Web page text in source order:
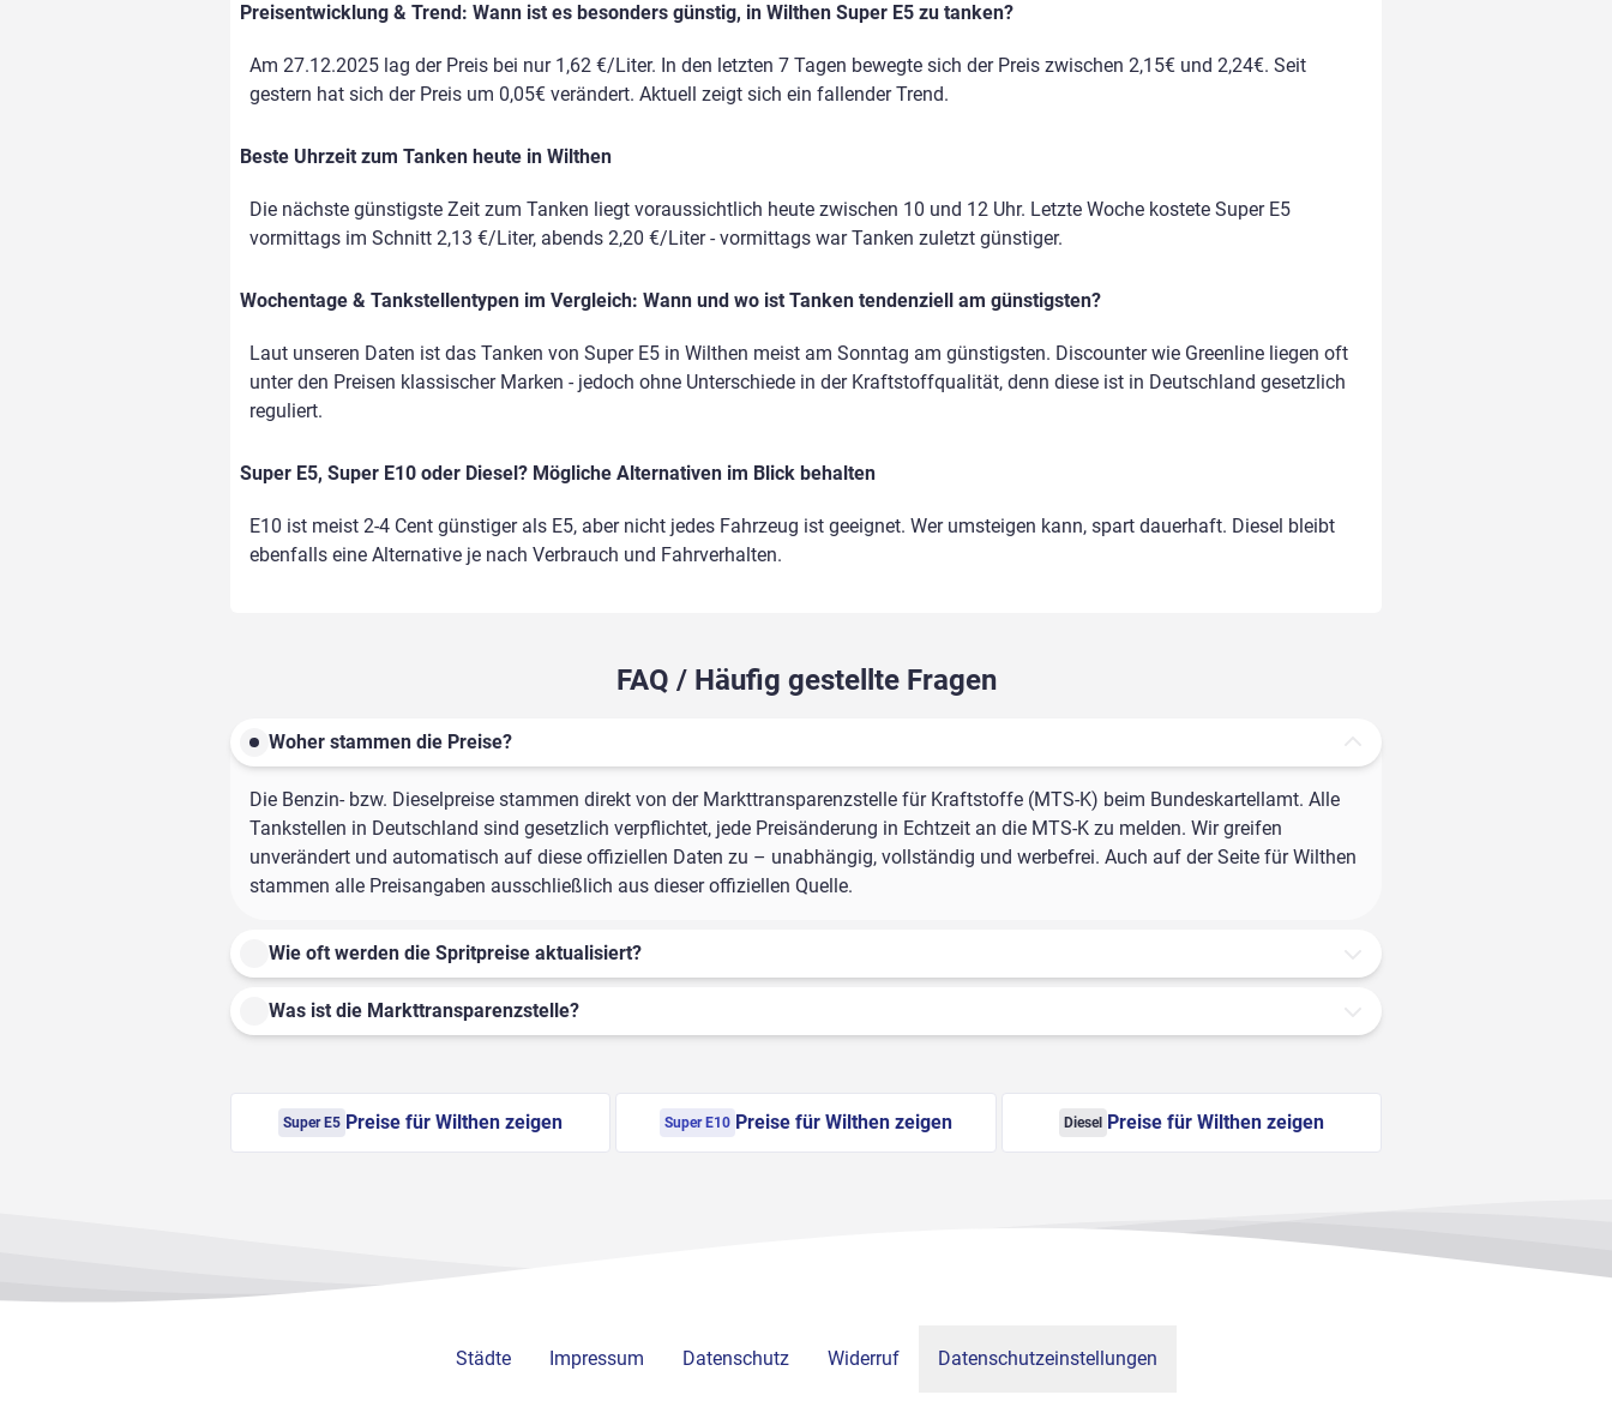
Preisentwicklung & Trend: Wann ist es besonders günstig, in Wilthen Super E5 zu tanken?
Am 27.12.2025 lag der Preis bei nur 1,62 €/Liter. In den letzten 7 Tagen bewegte sich der Preis zwischen 2,15€ und 2,24€. Seit
gestern hat sich der Preis um 0,05€ verändert. Aktuell zeigt sich ein fallender Trend.
Beste Uhrzeit zum Tanken heute in Wilthen
Die nächste günstigste Zeit zum Tanken liegt voraussichtlich heute zwischen 10 und 12 Uhr. Letzte Woche kostete Super E5
vormittags im Schnitt 2,13 €/Liter, abends 2,20 €/Liter - vormittags war Tanken zuletzt günstiger.
Wochentage & Tankstellentypen im Vergleich: Wann und wo ist Tanken tendenziell am günstigsten?
Laut unseren Daten ist das Tanken von Super E5 in Wilthen meist am Sonntag am günstigsten. Discounter wie Greenline liegen oft
unter den Preisen klassischer Marken - jedoch ohne Unterschiede in der Kraftstoffqualität, denn diese ist in Deutschland gesetzlich
reguliert.
Super E5, Super E10 oder Diesel? Mögliche Alternativen im Blick behalten
E10 ist meist 2-4 Cent günstiger als E5, aber nicht jedes Fahrzeug ist geeignet. Wer umsteigen kann, spart dauerhaft. Diesel bleibt
ebenfalls eine Alternative je nach Verbrauch und Fahrverhalten.
FAQ / Häufig gestellte Fragen
Woher stammen die Preise?
Die Benzin- bzw. Dieselpreise stammen direkt von der Markttransparenzstelle für Kraftstoffe (MTS-K) beim Bundeskartellamt. Alle
Tankstellen in Deutschland sind gesetzlich verpflichtet, jede Preisänderung in Echtzeit an die MTS-K zu melden. Wir greifen
unverändert und automatisch auf diese offiziellen Daten zu – unabhängig, vollständig und werbefrei. Auch auf der Seite für Wilthen
stammen alle Preisangaben ausschließlich aus dieser offiziellen Quelle.
Wie oft werden die Spritpreise aktualisiert?
Was ist die Markttransparenzstelle?
Super E5 Preise für Wilthen zeigen Super E10 Preise für Wilthen zeigen Diesel Preise für Wilthen zeigen
Städte Impressum Datenschutz Widerruf Datenschutzeinstellungen